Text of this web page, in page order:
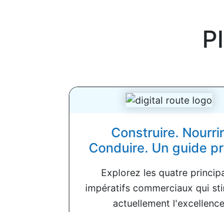
Construire.
Conduire. Un guide
Explorez les quatre
impératifs commerciaux qui
actuellement l'excellence